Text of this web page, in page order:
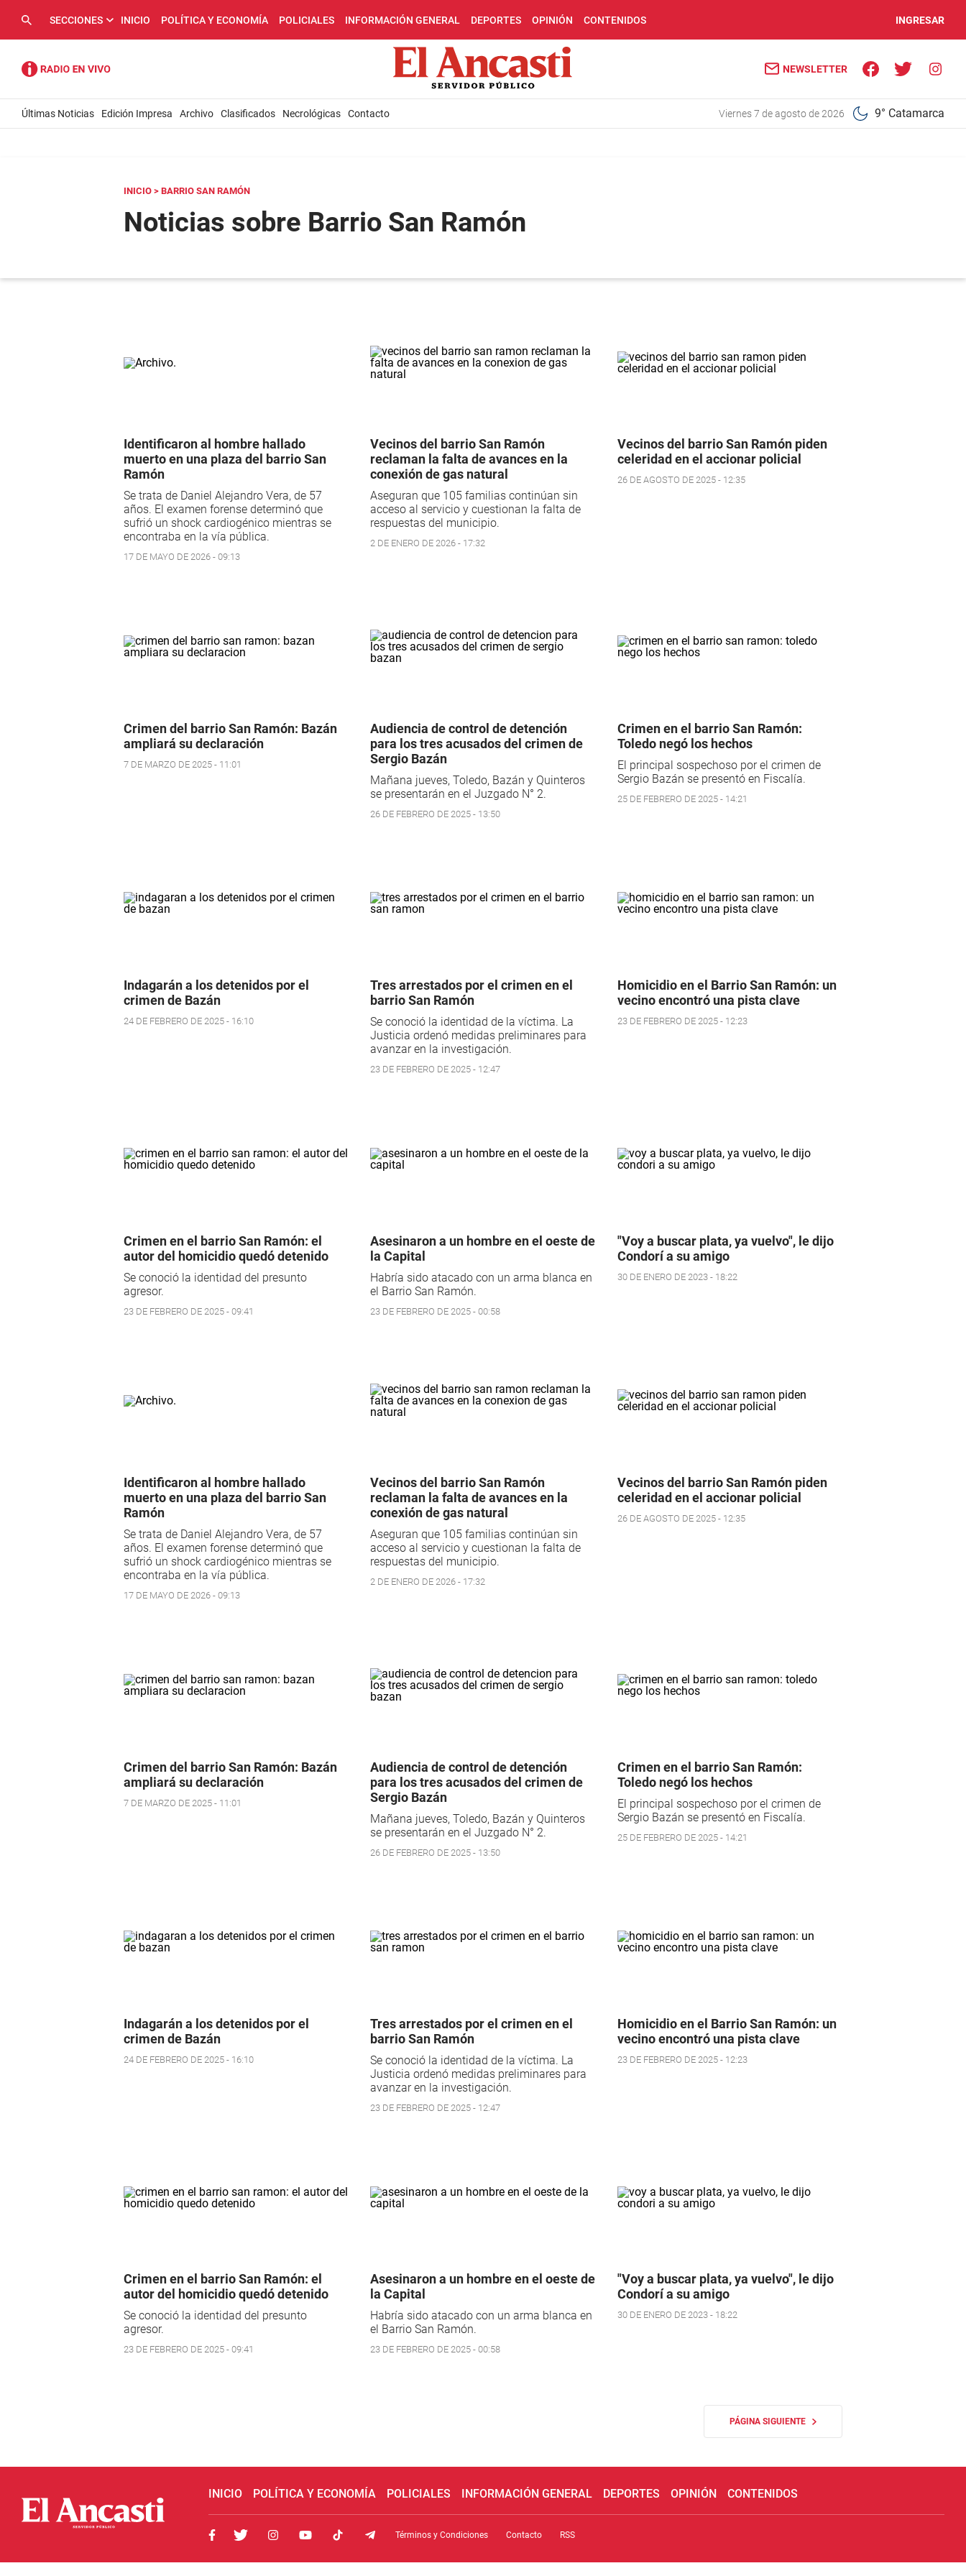
SECCIONES INICIO POLÍTICA Y ECONOMÍA POLICIALES INFORMACIÓN GENERAL DEPORTES OPINIÓN CONTENIDOS INGRESAR
NEWSLETTER
Últimas Noticias Edición Impresa Archivo Clasificados Necrológicas Contacto viernes 7 de agosto de 2026 9° Catamarca
INICIO > BARRIO SAN RAMÓN
Noticias sobre Barrio San Ramón
Identificaron al hombre hallado
muerto en una plaza del barrio San
Ramón
Se trata de Daniel Alejandro Vera, de 57
años. El examen forense determinó que
sufrió un shock cardiogénico mientras se
encontraba en la vía pública.
17 DE MAYO DE 2026 - 09:13
Vecinos del barrio San Ramón
reclaman la falta de avances en la
conexión de gas natural
Aseguran que 105 familias continúan sin
acceso al servicio y cuestionan la falta de
respuestas del municipio.
2 DE ENERO DE 2026 - 17:32
Vecinos del barrio San Ramón piden
celeridad en el accionar policial
26 DE AGOSTO DE 2025 - 12:35
Crimen del barrio San Ramón: Bazán
ampliará su declaración
7 DE MARZO DE 2025 - 11:01
Audiencia de control de detención
para los tres acusados del crimen de
Sergio Bazán
Mañana jueves, Toledo, Bazán y Quinteros
se presentarán en el Juzgado N° 2.
26 DE FEBRERO DE 2025 - 13:50
Crimen en el barrio San Ramón:
Toledo negó los hechos
El principal sospechoso por el crimen de
Sergio Bazán se presentó en Fiscalía.
25 DE FEBRERO DE 2025 - 14:21
Indagarán a los detenidos por el
crimen de Bazán
24 DE FEBRERO DE 2025 - 16:10
Tres arrestados por el crimen en el
barrio San Ramón
Se conoció la identidad de la víctima. La
Justicia ordenó medidas preliminares para
avanzar en la investigación.
23 DE FEBRERO DE 2025 - 12:47
Homicidio en el Barrio San Ramón: un
vecino encontró una pista clave
23 DE FEBRERO DE 2025 - 12:23
Crimen en el barrio San Ramón: el
autor del homicidio quedó detenido
Se conoció la identidad del presunto
agresor.
23 DE FEBRERO DE 2025 - 09:41
Asesinaron a un hombre en el oeste de
la Capital
Habría sido atacado con un arma blanca en
el Barrio San Ramón.
23 DE FEBRERO DE 2025 - 00:58
"Voy a buscar plata, ya vuelvo", le dijo
Condorí a su amigo
30 DE ENERO DE 2023 - 18:22
Identificaron al hombre hallado
muerto en una plaza del barrio San
Ramón
Se trata de Daniel Alejandro Vera, de 57
años. El examen forense determinó que
sufrió un shock cardiogénico mientras se
encontraba en la vía pública.
17 DE MAYO DE 2026 - 09:13
Vecinos del barrio San Ramón
reclaman la falta de avances en la
conexión de gas natural
Aseguran que 105 familias continúan sin
acceso al servicio y cuestionan la falta de
respuestas del municipio.
2 DE ENERO DE 2026 - 17:32
Vecinos del barrio San Ramón piden
celeridad en el accionar policial
26 DE AGOSTO DE 2025 - 12:35
Crimen del barrio San Ramón: Bazán
ampliará su declaración
7 DE MARZO DE 2025 - 11:01
Audiencia de control de detención
para los tres acusados del crimen de
Sergio Bazán
Mañana jueves, Toledo, Bazán y Quinteros
se presentarán en el Juzgado N° 2.
26 DE FEBRERO DE 2025 - 13:50
Crimen en el barrio San Ramón:
Toledo negó los hechos
El principal sospechoso por el crimen de
Sergio Bazán se presentó en Fiscalía.
25 DE FEBRERO DE 2025 - 14:21
Indagarán a los detenidos por el
crimen de Bazán
24 DE FEBRERO DE 2025 - 16:10
Tres arrestados por el crimen en el
barrio San Ramón
Se conoció la identidad de la víctima. La
Justicia ordenó medidas preliminares para
avanzar en la investigación.
23 DE FEBRERO DE 2025 - 12:47
Homicidio en el Barrio San Ramón: un
vecino encontró una pista clave
23 DE FEBRERO DE 2025 - 12:23
Crimen en el barrio San Ramón: el
autor del homicidio quedó detenido
Se conoció la identidad del presunto
agresor.
23 DE FEBRERO DE 2025 - 09:41
Asesinaron a un hombre en el oeste de
la Capital
Habría sido atacado con un arma blanca en
el Barrio San Ramón.
23 DE FEBRERO DE 2025 - 00:58
"Voy a buscar plata, ya vuelvo", le dijo
Condorí a su amigo
30 DE ENERO DE 2023 - 18:22
PÁGINA SIGUIENTE
INICIO POLÍTICA Y ECONOMÍA POLICIALES INFORMACIÓN GENERAL DEPORTES OPINIÓN CONTENIDOS
Términos y Condiciones Contacto RSS